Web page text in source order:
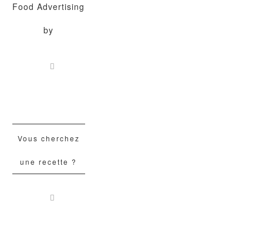
Food Advertising
by
Vous cherchez
une recette ?